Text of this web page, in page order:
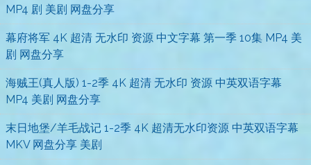
MP4 剧 美剧 网盘分享
幕府将军 4K 超清 无水印 资源 中文字幕 第一季 10集 MP4 美
剧 网盘分享
海贼王(真人版) 1-2季 4K 超清 无水印 资源 中英双语字幕
MP4 美剧 网盘分享
末日地堡/羊毛战记 1-2季 4K 超清无水印资源 中英双语字幕
MKV 网盘分享 美剧